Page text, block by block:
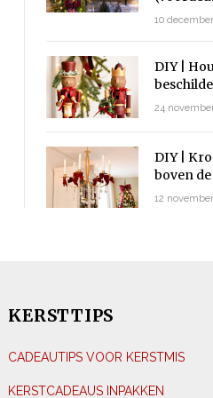
10
DIY |
24
DIY |
boven
12
KERSTTIPS
CADEAUTIPS VOOR KERSTMIS
KERSTCADEAUS INPAKKEN